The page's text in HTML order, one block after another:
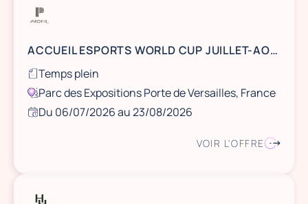
ACCUEIL ESPORTS WORLD CUP JUILLET-AOUT 2026
Temps plein
Parc des Expositions Porte de Versailles, France
Du 06/07/2026 au 23/08/2026
VOIR L'OFFRE